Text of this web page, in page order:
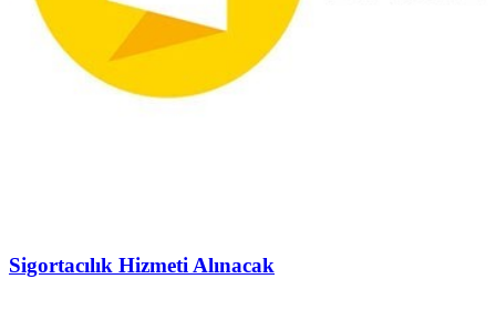
Sigortacılık Hizmeti Alınacak